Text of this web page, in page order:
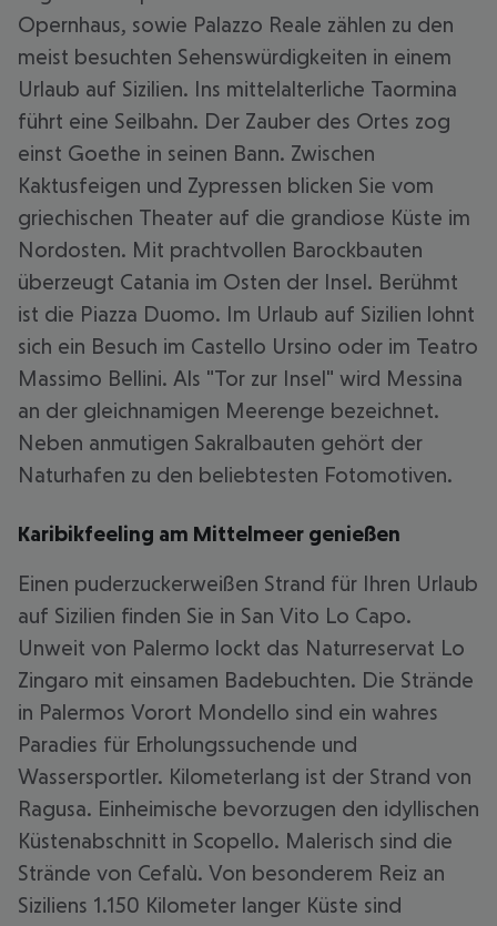
Opernhaus, sowie Palazzo Reale zählen zu den
meist besuchten Sehenswürdigkeiten in einem
Urlaub auf Sizilien. Ins mittelalterliche Taormina
führt eine Seilbahn. Der Zauber des Ortes zog
einst Goethe in seinen Bann. Zwischen
Kaktusfeigen und Zypressen blicken Sie vom
griechischen Theater auf die grandiose Küste im
Nordosten. Mit prachtvollen Barockbauten
überzeugt Catania im Osten der Insel. Berühmt
ist die Piazza Duomo. Im Urlaub auf Sizilien lohnt
sich ein Besuch im Castello Ursino oder im Teatro
Massimo Bellini. Als "Tor zur Insel" wird Messina
an der gleichnamigen Meerenge bezeichnet.
Neben anmutigen Sakralbauten gehört der
Naturhafen zu den beliebtesten Fotomotiven.
Karibikfeeling am Mittelmeer genießen
Einen puderzuckerweißen Strand für Ihren Urlaub
auf Sizilien finden Sie in San Vito Lo Capo.
Unweit von Palermo lockt das Naturreservat Lo
Zingaro mit einsamen Badebuchten. Die Strände
in Palermos Vorort Mondello sind ein wahres
Paradies für Erholungssuchende und
Wassersportler. Kilometerlang ist der Strand von
Ragusa. Einheimische bevorzugen den idyllischen
Küstenabschnitt in Scopello. Malerisch sind die
Strände von Cefalù. Von besonderem Reiz an
Siziliens 1.150 Kilometer langer Küste sind